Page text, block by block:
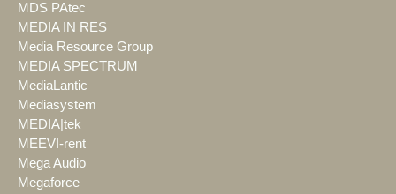
MDS PAtec
MEDIA IN RES
Media Resource Group
MEDIA SPECTRUM
MediaLantic
Mediasystem
MEDIA|tek
MEEVI-rent
Mega Audio
Megaforce